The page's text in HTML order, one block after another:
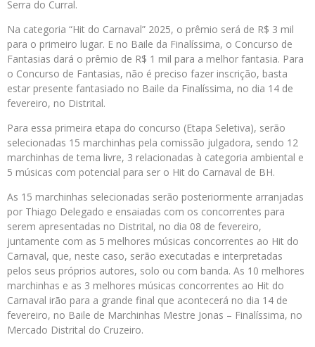
Serra do Curral.
Na categoria “Hit do Carnaval” 2025, o prêmio será de R$ 3 mil
para o primeiro lugar. E no Baile da Finalíssima, o Concurso de
Fantasias dará o prêmio de R$ 1 mil para a melhor fantasia. Para
o Concurso de Fantasias, não é preciso fazer inscrição, basta
estar presente fantasiado no Baile da Finalíssima, no dia 14 de
fevereiro, no Distrital.
Para essa primeira etapa do concurso (Etapa Seletiva), serão
selecionadas 15 marchinhas pela comissão julgadora, sendo 12
marchinhas de tema livre, 3 relacionadas à categoria ambiental e
5 músicas com potencial para ser o Hit do Carnaval de BH.
As 15 marchinhas selecionadas serão posteriormente arranjadas
por Thiago Delegado e ensaiadas com os concorrentes para
serem apresentadas no Distrital, no dia 08 de fevereiro,
juntamente com as 5 melhores músicas concorrentes ao Hit do
Carnaval, que, neste caso, serão executadas e interpretadas
pelos seus próprios autores, solo ou com banda. As 10 melhores
marchinhas e as 3 melhores músicas concorrentes ao Hit do
Carnaval irão para a grande final que acontecerá no dia 14 de
fevereiro, no Baile de Marchinhas Mestre Jonas – Finalíssima, no
Mercado Distrital do Cruzeiro.